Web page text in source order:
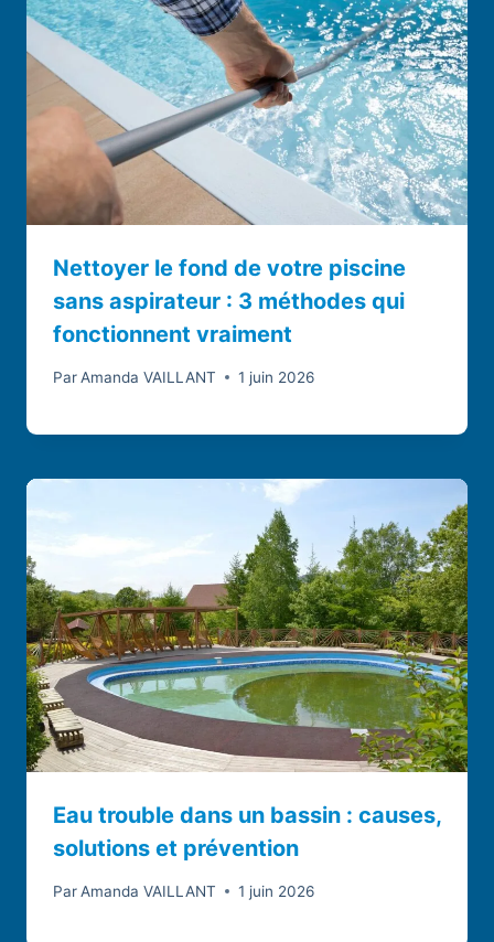
Nettoyer le fond de votre piscine
sans aspirateur : 3 méthodes qui
fonctionnent vraiment
Par Amanda VAILLANT 1 juin 2026
Eau trouble dans un bassin : causes,
solutions et prévention
Par Amanda VAILLANT 1 juin 2026